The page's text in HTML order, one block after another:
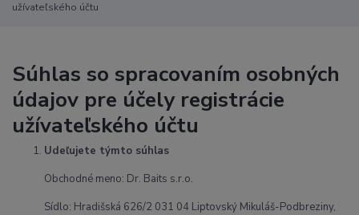
užívateľského účtu
Súhlas so spracovaním osobných
údajov pre účely registrácie
užívateľského účtu
Udeľujete týmto súhlas
Obchodné meno: Dr. Baits s.r.o.
Sídlo: Hradišská 626/2 031 04 Liptovský Mikuláš-Podbreziny,